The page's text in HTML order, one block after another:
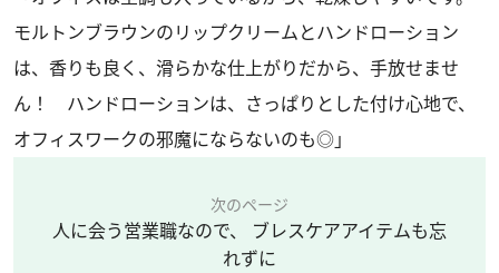
モルトンブラウンのリップクリームとハンドローション
は、香りも良く、滑らかな仕上がりだから、手放せませ
ん！ ハンドローションは、さっぱりとした付け心地で、
オフィスワークの邪魔にならないのも◎」
次のページ
人に会う営業職なので、 ブレスケアアイテムも忘
れずに